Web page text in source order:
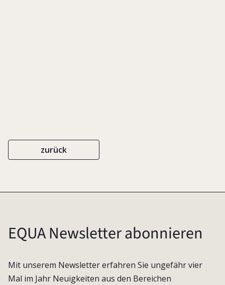
zurück
EQUA Newsletter abonnieren
Mit unserem Newsletter erfahren Sie ungefähr vier
Mal im Jahr Neuigkeiten aus den Bereichen